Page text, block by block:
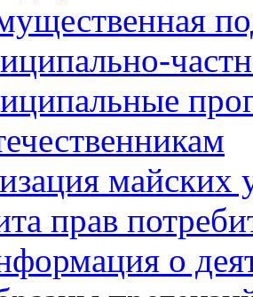
майских
прав
о